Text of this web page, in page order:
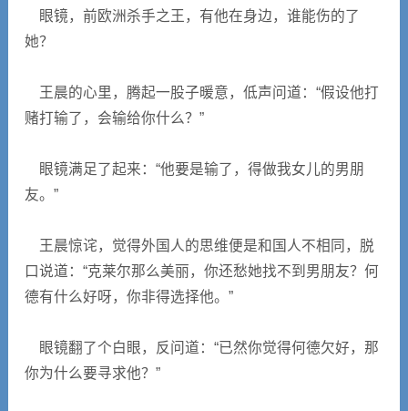
眼镜，前欧洲杀手之王，有他在身边，谁能伤的了
她？
王晨的心里，腾起一股子暖意，低声问道：“假设他打
赌打输了，会输给你什么？”
眼镜满足了起来：“他要是输了，得做我女儿的男朋
友。”
王晨惊诧，觉得外国人的思维便是和国人不相同，脱
口说道：“克莱尔那么美丽，你还愁她找不到男朋友？何
德有什么好呀，你非得选择他。”
眼镜翻了个白眼，反问道：“已然你觉得何德欠好，那
你为什么要寻求他？”